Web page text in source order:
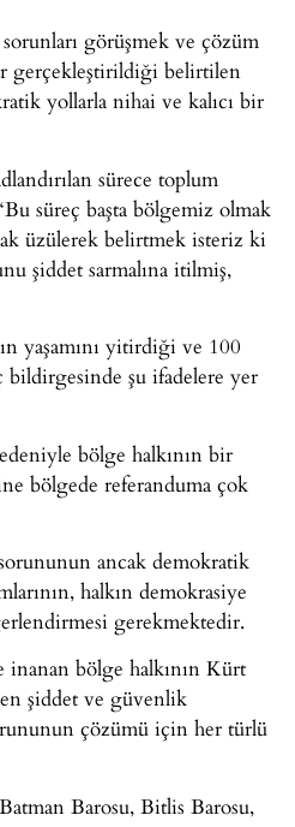
görüşmek ve çözüm
gerçekleştirildiği belirtilen
yollarla nihai ve kalıcı bir
sürece toplum
süreç başta bölgemiz olmak
üzülerek belirtmek isteriz ki
şiddet sarmalına itilmiş,
yaşamını yitirdiği ve 100
bildirgesinde şu ifadelere yer
bölge halkının bir
bölgede referanduma çok
ancak demokratik
halkın demokrasiye
gerekmektedir.
bölge halkının Kürt
şiddet ve güvenlik
çözümü için her türlü
Barosu, Bitlis Barosu,